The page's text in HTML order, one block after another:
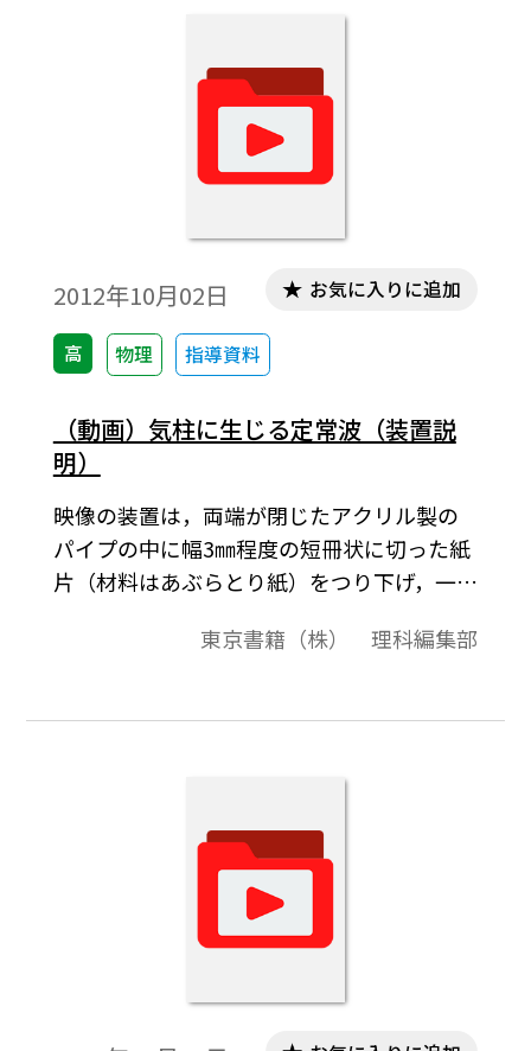
発生します。この映像では，定常波ができた
見ることができます。実験結果を示しまし
2012年10月02日
高 物理 指導資料
お気に入りに追加
（動画）気柱に生じる定常波（装置説
明）
映像の装置は，両端が閉じたアクリル製の
パイプの中に幅3㎜程度の短冊状に切った紙
片（材料はあぶらとり紙）をつり下げ，一端
カドライバ）を取り付けた構造の気柱共鳴
動数を徐々に大きくしていくと，固有振動
発生します。この映像では，定常波ができた
見ることができます。
東京書籍（株） 理科編集部